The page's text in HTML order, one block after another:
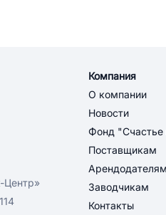
Центр»
Компания
О компании
Новости
Фонд "Счастье
Поставщикам
Арендодателям
Заводчикам
Контакты